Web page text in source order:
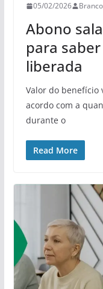
05/02/2026
Abono
para
liberada
Valor do benefício
acordo com a
durante o
Read More